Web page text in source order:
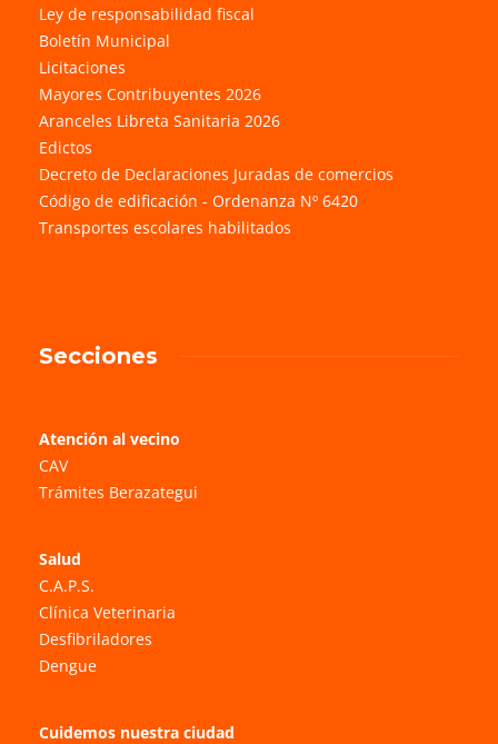
Ley de responsabilidad fiscal
Boletín Municipal
Licitaciones
Mayores Contribuyentes 2026
Aranceles Libreta Sanitaria 2026
Edictos
Decreto de Declaraciones Juradas de comercios
Código de edificación - Ordenanza Nº 6420
Transportes escolares habilitados
Secciones
Atención al vecino
CAV
Trámites Berazategui
Salud
C.A.P.S.
Clínica Veterinaria
Desfibriladores
Dengue
Cuidemos nuestra ciudad